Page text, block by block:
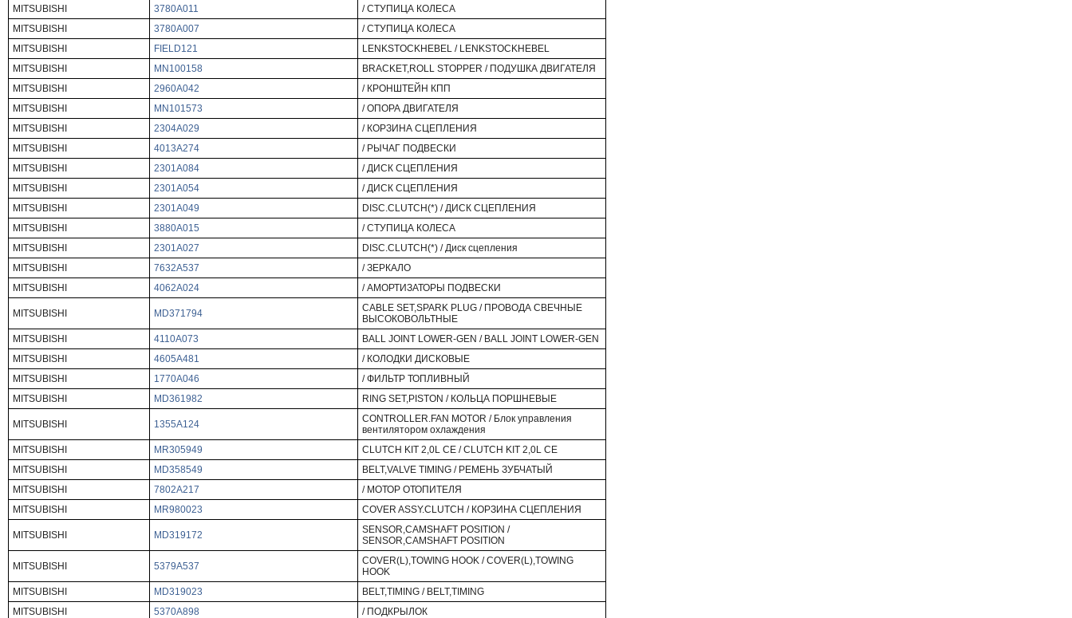
MITSUBISHI
3780A011
/ СТУПИЦА КОЛЕСА
MITSUBISHI
3780A007
/ СТУПИЦА КОЛЕСА
MITSUBISHI
FIELD121
LENKSTOCKHEBEL / LENKSTOCKHEBEL
MITSUBISHI
MN100158
BRACKET,ROLL STOPPER / ПОДУШКА ДВИГАТЕЛЯ
MITSUBISHI
2960A042
/ КРОНШТЕЙН КПП
MITSUBISHI
MN101573
/ ОПОРА ДВИГАТЕЛЯ
MITSUBISHI
2304A029
/ КОРЗИНА СЦЕПЛЕНИЯ
MITSUBISHI
4013A274
/ РЫЧАГ ПОДВЕСКИ
MITSUBISHI
2301A084
/ ДИСК СЦЕПЛЕНИЯ
MITSUBISHI
2301A054
/ ДИСК СЦЕПЛЕНИЯ
MITSUBISHI
2301A049
DISC.CLUTCH(*) / ДИСК СЦЕПЛЕНИЯ
MITSUBISHI
3880A015
/ СТУПИЦА КОЛЕСА
MITSUBISHI
2301A027
DISC.CLUTCH(*) / Диск сцепления
MITSUBISHI
7632A537
/ ЗЕРКАЛО
MITSUBISHI
4062A024 / АМОРТИЗАТОРЫ ПОДВЕСКИ
MITSUBISHI MD371794
CABLE SET,SPARK PLUG / ПРОВОДА СВЕЧНЫЕ
ВЫСОКОВОЛЬТНЫЕ
MITSUBISHI
4110A073
BALL JOINT LOWER-GEN / BALL JOINT LOWER-GEN
MITSUBISHI
4605A481
/ КОЛОДКИ ДИСКОВЫЕ
MITSUBISHI
1770A046
/ ФИЛЬТР ТОПЛИВНЫЙ
MITSUBISHI
MD361982 RING SET,PISTON / КОЛЬЦА ПОРШНЕВЫЕ
MITSUBISHI 1355A124
CONTROLLER.FAN MOTOR / Блок управления
вентилятором охлаждения
MITSUBISHI
MR305949
CLUTCH KIT 2,0L CE / CLUTCH KIT 2,0L CE
MITSUBISHI
MD358549
BELT,VALVE TIMING / РЕМЕНЬ ЗУБЧАТЫЙ
MITSUBISHI
7802A217
/ МОТОР ОТОПИТЕЛЯ
MITSUBISHI
MR980023 COVER ASSY.CLUTCH / КОРЗИНА СЦЕПЛЕНИЯ
MITSUBISHI MD319172
SENSOR,CAMSHAFT POSITION /
SENSOR,CAMSHAFT POSITION
MITSUBISHI 5379A537
COVER(L),TOWING HOOK / COVER(L),TOWING
HOOK
MITSUBISHI
MD319023
BELT,TIMING / BELT,TIMING
MITSUBISHI
5370A898
/ ПОДКРЫЛОК